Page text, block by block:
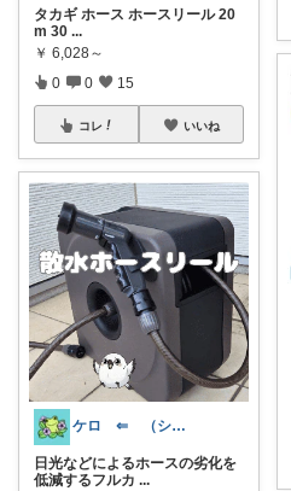
タカギ ホース ホースリール 20
m 30 ...
￥ 6,028～
0 0 15
コレ いいね
ケロ ⇐ （シマヒタ🦜です♥️）
日光などによるホースの劣化を
低減するフルカ ...